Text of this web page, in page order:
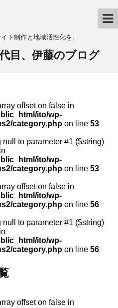
ト制作と地域活性化を。
目、伊藤のブログ
offset on false in
ito/wp-
category.php on line 53
null to parameter #1 ($string)
ito/wp-
category.php on line 53
offset on false in
ito/wp-
category.php on line 56
null to parameter #1 ($string)
ito/wp-
category.php on line 56
offset on false in